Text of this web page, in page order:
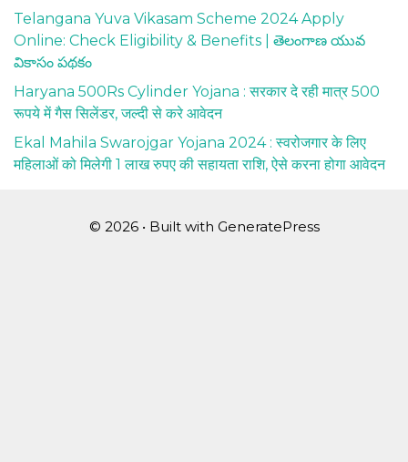
Telangana Yuva Vikasam Scheme 2024 Apply
Online: Check Eligibility & Benefits | తెలంగాణ యువ
వికాసం పథకం
Haryana 500Rs Cylinder Yojana : सरकार दे रही मात्र 500
रूपये में गैस सिलेंडर, जल्दी से करे आवेदन
Ekal Mahila Swarojgar Yojana 2024 : स्वरोजगार के लिए
महिलाओं को मिलेगी 1 लाख रुपए की सहायता राशि, ऐसे करना होगा आवेदन
© 2026 • Built with GeneratePress